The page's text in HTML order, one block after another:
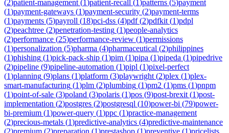
(2)patient-management (1)patient-recall (1)patterns (5)payment
(1)payment-gateways (1)payment-security (2)payment-terms
(1)payments (5)payroll (18)pci-dss (4)pdf(2)pdfkit (1)pdpl
(2)peachtree (2)penetration-testing (1)people-analytics
(2)performance (25)performance-review (1)permissions
(1)personalization (5)pharma (4)pharmaceutical (2)philippines
(1)phishing (1)pick-pack-ship (1)pim (1)pipa (1)pipeda (1)pipedrive
(2)pipeline (9)pipeline-automation (1)pipl (1)pixel-perfect
(1)planning (9)plans (1)platform (3)playwright (2)plex (1)plex-
smart-manufacturing (1)plm (2)plumbing (1)pm2 (1)pms (1)pnpm
(1)point-of-sale (3)poland (3)polaris (1)pos (9)post-brexit (1)post-
implementation (2)postgres (2)postgresql (10)power-bi (79)power-
bi-premium (1)power-query (1)ppc (1)practice-management
(2)precious-metals (1)predictive-analytics (4)predictive-maintenance
(2)premium (2)preparation (1)prestashop (1)preventive (1)pricelists